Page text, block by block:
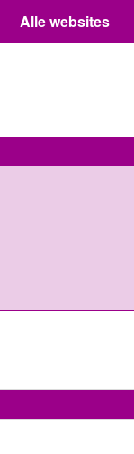
Alle websites